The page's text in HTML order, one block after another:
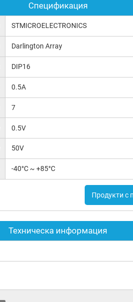
Спецификация
STMICROELECTRONICS
Darlington Array
DIP16
0.5A
7
0.5V
50V
-40°C ~ +85°C
Продукти с
Техническа информация